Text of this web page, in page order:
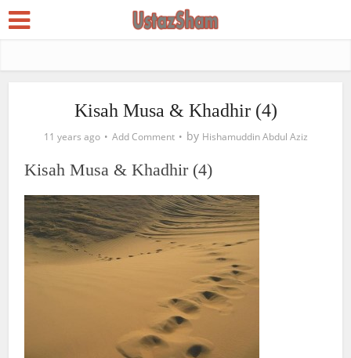
Kisah Musa & Khadhir (4)
11 years ago Add Comment by Hishamuddin Abdul Aziz
Kisah Musa & Khadhir (4)